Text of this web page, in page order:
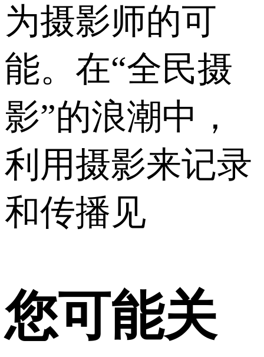
为摄影师的可
能。在“全民摄
影”的浪潮中，
利用摄影来记录
和传播见
您可能关